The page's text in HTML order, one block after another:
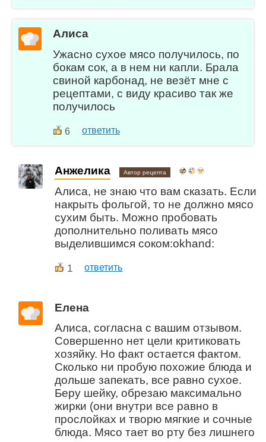
Алиса
Ужасно сухое мясо получилось, по
бокам сок, а в нем ни капли. Брала
свиной карбонад, не везёт мне с
рецептами, с виду красиво так же
получилось
6 ответить
Анжелика Автор рецепта
Алиса, не знаю что вам сказать. Если
накрыть фольгой, то не должно мясо
сухим быть. Можно пробовать
дополнительно поливать мясо
выделившимся соком:okhand:
1 ответить
Елена
Алиса, согласна с вашим отзывом.
Совершенно нет цели критиковать
хозяйку. Но факт остается фактом.
Сколько ни пробую похожие блюда и
дольше запекать, все равно сухое.
Беру шейку, обрезаю максимально
жирки (они внутри все равно в
прослойках и творю мягкие и сочные
блюда. Мясо тает во рту без лишнего